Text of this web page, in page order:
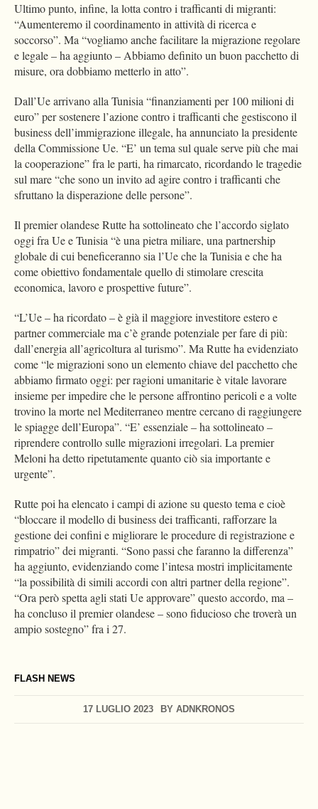
FLASH NEWS
17 LUGLIO 2023 BY ADNKRONOS
Ultimo punto, infine, la lotta contro i trafficanti di migranti:
“Aumenteremo il coordinamento in attività di ricerca e
soccorso”. Ma “vogliamo anche facilitare la migrazione regolare
e legale – ha aggiunto – Abbiamo definito un buon pacchetto di
misure, ora dobbiamo metterlo in atto”.
Dall’Ue arrivano alla Tunisia “finanziamenti per 100 milioni di
euro” per sostenere l’azione contro i trafficanti che gestiscono il
business dell’immigrazione illegale, ha annunciato la presidente
della Commissione Ue. “E’ un tema sul quale serve più che mai
la cooperazione” fra le parti, ha rimarcato, ricordando le tragedie
sul mare “che sono un invito ad agire contro i trafficanti che
sfruttano la disperazione delle persone”.
Il premier olandese Rutte ha sottolineato che l’accordo siglato
oggi fra Ue e Tunisia “è una pietra miliare, una partnership
globale di cui beneficeranno sia l’Ue che la Tunisia e che ha
come obiettivo fondamentale quello di stimolare crescita
economica, lavoro e prospettive future”.
“L’Ue – ha ricordato – è già il maggiore investitore estero e
partner commerciale ma c’è grande potenziale per fare di più:
dall’energia all’agricoltura al turismo”. Ma Rutte ha evidenziato
come “le migrazioni sono un elemento chiave del pacchetto che
abbiamo firmato oggi: per ragioni umanitarie è vitale lavorare
insieme per impedire che le persone affrontino pericoli e a volte
trovino la morte nel Mediterraneo mentre cercano di raggiungere
le spiagge dell’Europa”. “E’ essenziale – ha sottolineato –
riprendere controllo sulle migrazioni irregolari. La premier
Meloni ha detto ripetutamente quanto ciò sia importante e
urgente”.
Rutte poi ha elencato i campi di azione su questo tema e cioè
“bloccare il modello di business dei trafficanti, rafforzare la
gestione dei confini e migliorare le procedure di registrazione e
rimpatrio” dei migranti. “Sono passi che faranno la differenza”
ha aggiunto, evidenziando come l’intesa mostri implicitamente
“la possibilità di simili accordi con altri partner della regione”.
“Ora però spetta agli stati Ue approvare” questo accordo, ma –
ha concluso il premier olandese – sono fiducioso che troverà un
ampio sostegno” fra i 27.